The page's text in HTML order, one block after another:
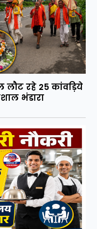
लौट रहे 25 कांवड़िये
भंडारा